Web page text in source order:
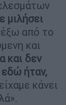
μιλήσει
έξω από το
και
και δεν
ήταν,
κάνει